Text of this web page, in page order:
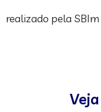
realizado pela